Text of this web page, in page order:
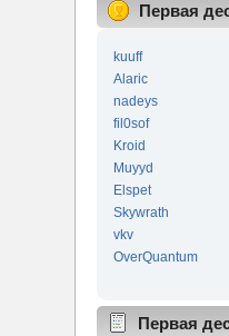
Первая
kuuff
Alaric
nadeys
fil0sof
Kroid
Muyyd
Elspet
Skywrath
vkv
OverQuantum
Первая